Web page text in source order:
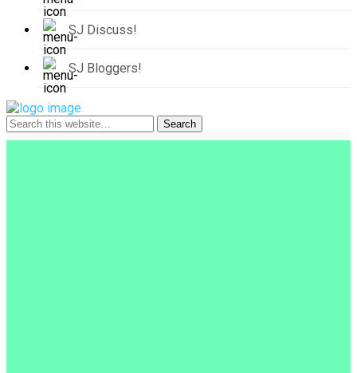
SJ Discuss!
SJ Bloggers!